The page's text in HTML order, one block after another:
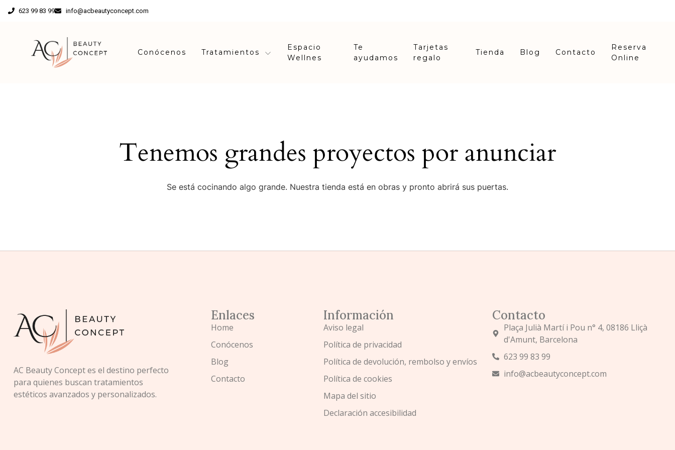
623 99 83 99 info@acbeautyconcept.com
Conócenos Tratamientos
Espacio
Wellnes
Te
ayudamos
Tarjetas
regalo
Tienda Blog Contacto
Reserva
Online
Tenemos grandes proyectos por anunciar
Se está cocinando algo grande. Nuestra tienda está en obras y pronto abrirá sus puertas.
AC Beauty Concept es el destino perfecto
para quienes buscan tratamientos
estéticos avanzados y personalizados.
Enlaces
Home
Conócenos
Blog
Contacto
Información
Aviso legal
Política de privacidad
Política de devolución, rembolso y envíos
Política de cookies
Mapa del sitio
Declaración accesibilidad
Contacto
Plaça Julià Martí i Pou n° 4, 08186 Lliçà
d'Amunt, Barcelona
623 99 83 99
info@acbeautyconcept.com